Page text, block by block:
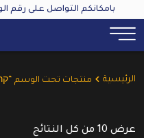
بامكانكم التواصل على رقم
الرئيسية منتجات تحت الوسم
عرض ⁦10⁩ من كل النتائج